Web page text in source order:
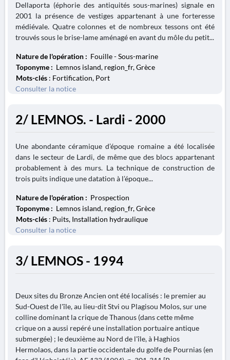
Dellaporta (éphorie des antiquités sous-marines) signale en
2001 la présence de vestiges appartenant à une forteresse
médiévale. Quatre colonnes et de nombreux tessons ont été
trouvés sous le brise-lame aménagé en avant du môle du petit...
Nature de l'opération : Fouille - Sous-marine
Toponyme : Lemnos island, region_fr, Grèce
Mots-clés : Fortification, Port
Consulter la notice
2/ LEMNOS. - Lardi - 2000
Une abondante céramique d’époque romaine a été localisée
dans le secteur de Lardi, de même que des blocs appartenant
probablement à des murs. La technique de construction de
trois puits indique une datation à l’époque...
Nature de l'opération : Prospection
Toponyme : Lemnos island, region_fr, Grèce
Mots-clés : Puits, Installation hydraulique
Consulter la notice
3/ LEMNOS - 1994
Deux sites du Bronze Ancien ont été localisés : le premier au
Sud-Ouest de l'île, au lieu-dit Stvi ou Plagisou Molos, sur une
colline dominant la crique de Thanous (dans cette même
crique on a aussi repéré une installation portuaire antique
submergée) ; le deuxième au Nord de l'île, à Haghios
Hermolaos, dans la partie occidentale du golfe de Pournias (en